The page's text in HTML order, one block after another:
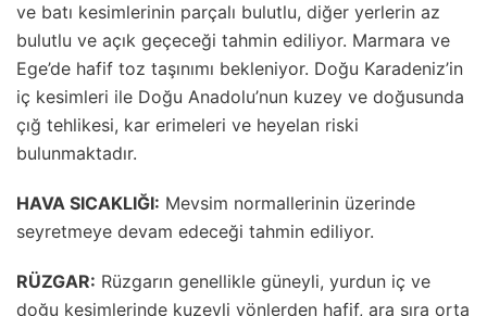
ve batı kesimlerinin parçalı bulutlu, diğer yerlerin az
bulutlu ve açık geçeceği tahmin ediliyor. Marmara ve
Ege’de hafif toz taşınımı bekleniyor. Doğu Karadeniz’in
iç kesimleri ile Doğu Anadolu’nun kuzey ve doğusunda
çığ tehlikesi, kar erimeleri ve heyelan riski
bulunmaktadır.
HAVA SICAKLIĞI: Mevsim normallerinin üzerinde
seyretmeye devam edeceği tahmin ediliyor.
RÜZGAR: Rüzgarın genellikle güneyli, yurdun iç ve
doğu kesimlerinde kuzeyli yönlerden hafif, ara sıra orta